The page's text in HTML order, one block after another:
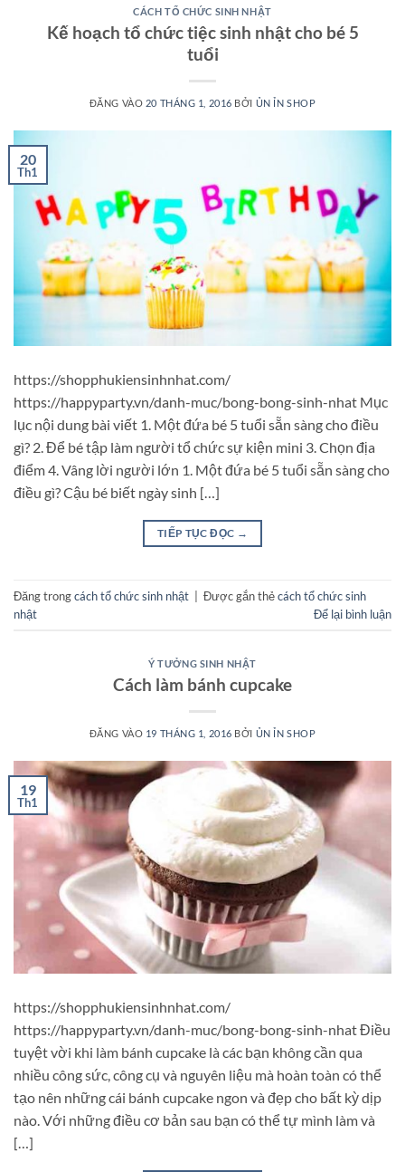
CÁCH TỔ CHỨC SINH NHẬT
Kế hoạch tổ chức tiệc sinh nhật cho bé 5
tuổi
ĐĂNG VÀO 20 THÁNG 1, 2016 BỞI ỦN ỈN SHOP
20
Th1
https://shopphukiensinhnhat.com/
https://happyparty.vn/danh-muc/bong-bong-sinh-nhat Mục
lục nội dung bài viết 1. Một đứa bé 5 tuổi sẵn sàng cho điều
gì? 2. Để bé tập làm người tổ chức sự kiện mini 3. Chọn địa
điểm 4. Vâng lời người lớn 1. Một đứa bé 5 tuổi sẵn sàng cho
điều gì? Cậu bé biết ngày sinh […]
TIẾP TỤC ĐỌC →
Đăng trongcách tổ chức sinh nhật | Được gắn thẻcách tổ chức sinh
nhật
Để lại bình luận
Ý TƯỞNG SINH NHẬT
Cách làm bánh cupcake
ĐĂNG VÀO 19 THÁNG 1, 2016 BỞI ỦN ỈN SHOP
19
Th1
https://shopphukiensinhnhat.com/
https://happyparty.vn/danh-muc/bong-bong-sinh-nhat Điều
tuyệt vời khi làm bánh cupcake là các bạn không cần qua
nhiều công sức, công cụ và nguyên liệu mà hoàn toàn có thể
tạo nên những cái bánh cupcake ngon và đẹp cho bất kỳ dịp
nào. Với những điều cơ bản sau bạn có thể tự mình làm và
[…]